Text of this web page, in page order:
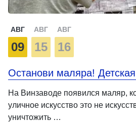
АВГ
09
АВГ
15
АВГ
16
Останови маляра! Детская
На Винзаводе появился маляр,
уличное искусство это не
уничтожить …